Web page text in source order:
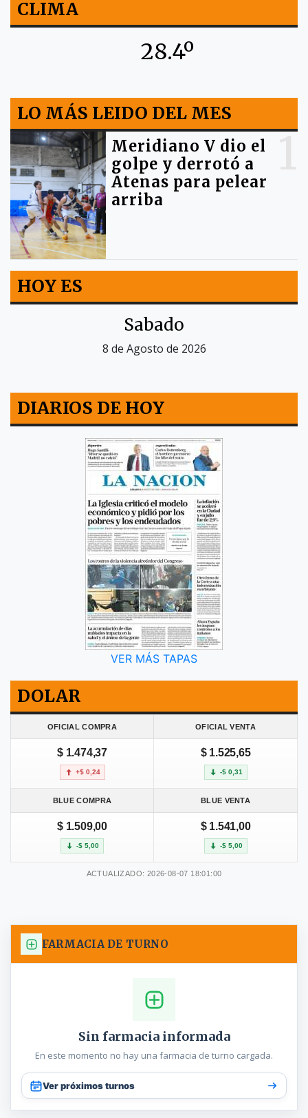
CLIMA
28.4º
LO MÁS LEIDO DEL MES
Meridiano V dio el
golpe y derrotó a
Atenas para pelear
arriba
HOY ES
Sabado
8 de Agosto de 2026
DIARIOS DE HOY
VER MÁS TAPAS
DOLAR
OFICIAL COMPRA OFICIAL VENTA
$ 1.474,37
+$ 0,24
$ 1.525,65
-$ 0,31
BLUE COMPRA BLUE VENTA
$ 1.509,00
-$ 5,00
$ 1.541,00
-$ 5,00
ACTUALIZADO: 2026-08-07 18:01:00
FARMACIA DE TURNO
Sin farmacia informada
En este momento no hay una farmacia de turno cargada.
Ver próximos turnos